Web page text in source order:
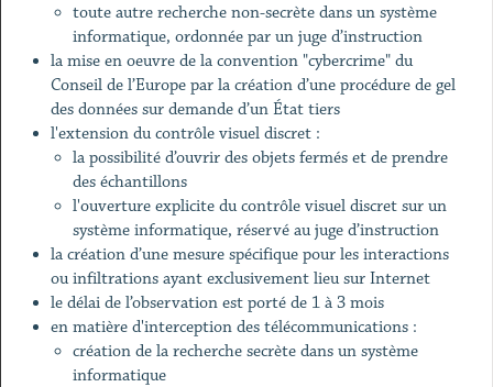
toute autre recherche non-secrète dans un système
informatique, ordonnée par un juge d’instruction
la mise en oeuvre de la convention "cybercrime" du
Conseil de l’Europe par la création d’une procédure de gel
des données sur demande d’un État tiers
l'extension du contrôle visuel discret :
la possibilité d’ouvrir des objets fermés et de prendre
des échantillons
l'ouverture explicite du contrôle visuel discret sur un
système informatique, réservé au juge d’instruction
la création d’une mesure spécifique pour les interactions
ou infiltrations ayant exclusivement lieu sur Internet
le délai de l’observation est porté de 1 à 3 mois
en matière d'interception des télécommunications :
création de la recherche secrète dans un système
informatique